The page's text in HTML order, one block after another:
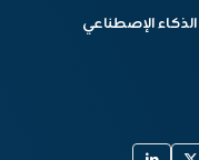
الإصطناعي